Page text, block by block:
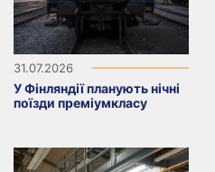
31.07.2026
У Фінляндії планують нічні
поїзди преміумкласу